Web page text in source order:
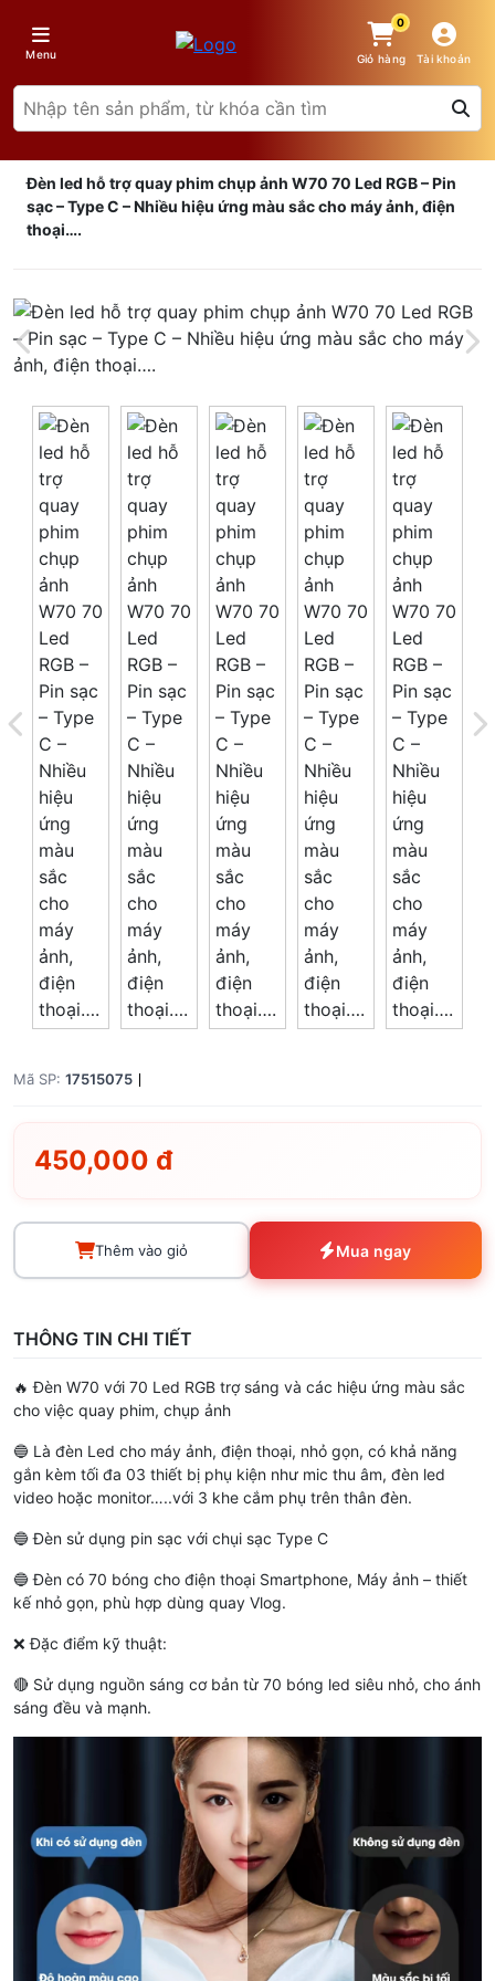
Menu
0
Giỏ hàng Tài khoản
Đèn led hỗ trợ quay phim chụp ảnh W70 70 Led RGB – Pin
sạc – Type C – Nhiều hiệu ứng màu sắc cho máy ảnh, điện
thoại….
Mã SP: 17515075
450,000 đ
Thêm vào giỏ Mua ngay
THÔNG TIN CHI TIẾT
🔥 Đèn W70 với 70 Led RGB trợ sáng và các hiệu ứng màu sắc
cho việc quay phim, chụp ảnh
🔵 Là đèn Led cho máy ảnh, điện thoại, nhỏ gọn, có khả năng
gắn kèm tối đa 03 thiết bị phụ kiện như mic thu âm, đèn led
video hoặc monitor…..với 3 khe cắm phụ trên thân đèn.
🔵 Đèn sử dụng pin sạc với chụi sạc Type C
🔵 Đèn có 70 bóng cho điện thoại Smartphone, Máy ảnh – thiết
kế nhỏ gọn, phù hợp dùng quay Vlog.
❌ Đặc điểm kỹ thuật:
🔴 Sử dụng nguồn sáng cơ bản từ 70 bóng led siêu nhỏ, cho ánh
sáng đều và mạnh.
Giá trên 1SP x0 đ
Tổng giá
0 đ